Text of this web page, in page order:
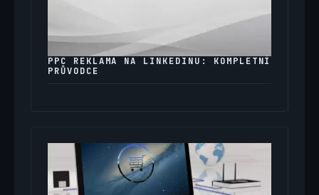
PPC REKLAMA NA LINKEDINU: KOMPLETNÍ
PRŮVODCE